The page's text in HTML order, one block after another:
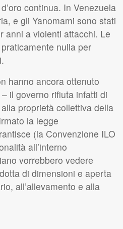
continua. In Venezuela
e gli Yanomami sono stati
anni a violenti attacchi. Le
nulla per
hanno ancora ottenuto
il governo rifiuta infatti di
proprietà collettiva della
la legge
(la Convenzione ILO
all’interno
vorrebbero vedere
di dimensioni e aperta
all’allevamento e alla